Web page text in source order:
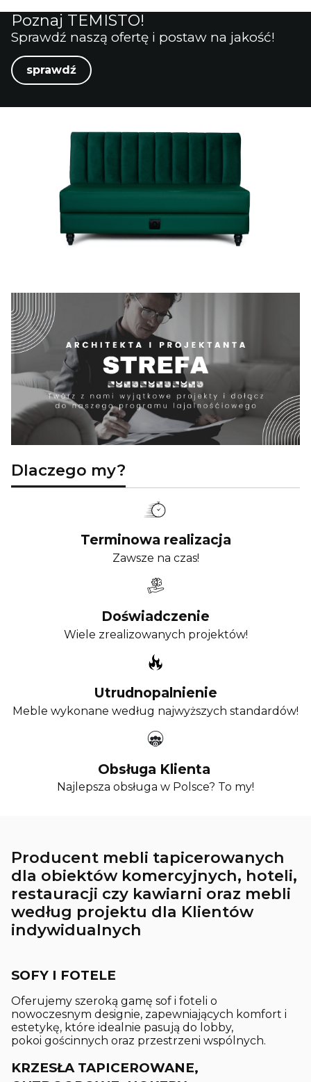
Poznaj TEMISTO!
Sprawdź naszą ofertę i postaw na jakość!
sprawdź
Dlaczego my?
Terminowa realizacja
Zawsze na czas!
Doświadczenie
Wiele zrealizowanych projektów!
Utrudnopalnienie
Meble wykonane według najwyższych standardów!
Obsługa Klienta
Najlepsza obsługa w Polsce? To my!
Producent mebli tapicerowanych
dla obiektów komercyjnych, hoteli,
restauracji czy kawiarni oraz mebli
według projektu dla Klientów
indywidualnych
SOFY I FOTELE
Oferujemy szeroką gamę sof i foteli o
nowoczesnym designie, zapewniających komfort i
estetykę, które idealnie pasują do lobby,
pokoi gościnnych oraz przestrzeni wspólnych.
KRZESŁA TAPICEROWANE,